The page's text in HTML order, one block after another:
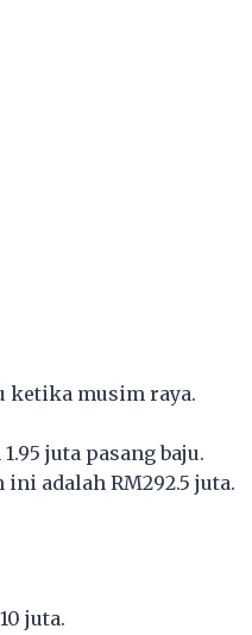
ketika musim raya.
juta pasang baju.
adalah RM292.5 juta.
juta.